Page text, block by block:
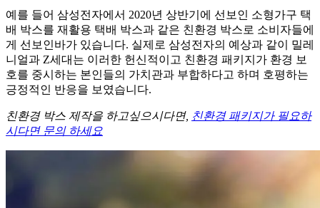
예를 들어 삼성전자에서 2020년 상반기에 선보인 소형가구 택
배 박스를 재활용 택배 박스과 같은 친환경 박스로 소비자들에
게 선보인바가 있습니다. 실제로 삼성전자의 예상과 같이 밀레
니얼과 Z세대는 이러한 헌신적이고 친환경 패키지가 환경 보
호를 중시하는 본인들의 가치관과 부합하다고 하며 호평하는
긍정적인 반응을 보였습니다.
친환경 박스 제작을 하고싶으시다면, 친환경 패키지가 필요하
시다면 문의 하세요